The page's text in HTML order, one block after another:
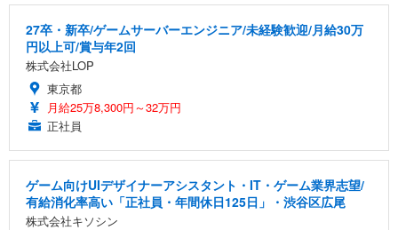
27卒・新卒/ゲームサーバーエンジニア/未経験歓迎/月給30万
円以上可/賞与年2回
株式会社LOP
東京都
月給25万8,300円～32万円
正社員
ゲーム向けUIデザイナーアシスタント・IT・ゲーム業界志望/
有給消化率高い「正社員・年間休日125日」・渋谷区広尾
株式会社キソシン